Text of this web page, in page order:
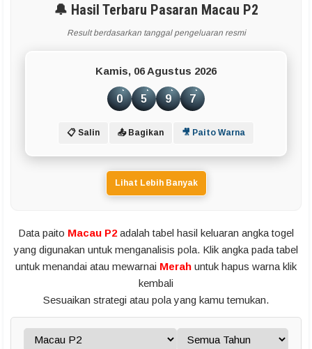
🔔 Hasil Terbaru Pasaran Macau P2
Result berdasarkan tanggal pengeluaran resmi
Kamis, 06 Agustus 2026
0 5 9 7
📋 Salin 📤 Bagikan 🎥 Paito Warna
Lihat Lebih Banyak
Data paito Macau P2 adalah tabel hasil keluaran angka togel
yang digunakan untuk menganalisis pola. Klik angka pada tabel
untuk menandai atau mewarnai Merah untuk hapus warna klik
kembali
Sesuaikan strategi atau pola yang kamu temukan.